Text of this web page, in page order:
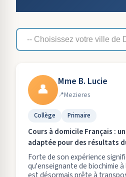
👤 Mme B. Lucie
Mezieres
Collège Primaire
Cours à domicile Français :
adaptée pour des résultats
Forte de son expérience
qu'enseignante de biochimie